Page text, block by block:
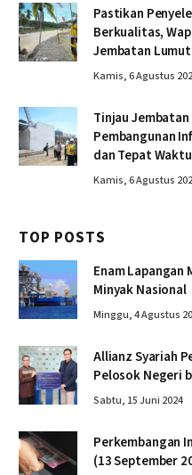
Pastikan
Berkualitas,
Jembatan Lumut
Kamis, 6 Agustus
Tinjau Jembatan
Pembangunan
dan Tepat Waktu
Kamis, 6 Agustus
TOP POSTS
Enam Lapangan
Minyak Nasional
Minggu, 4 Agustus
Allianz Syariah
Pelosok Negeri
Sabtu, 15 Juni 2024
Perkembangan
(13 September